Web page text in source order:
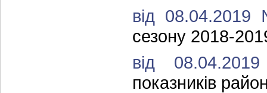
від
сезону 2018-
від
показників